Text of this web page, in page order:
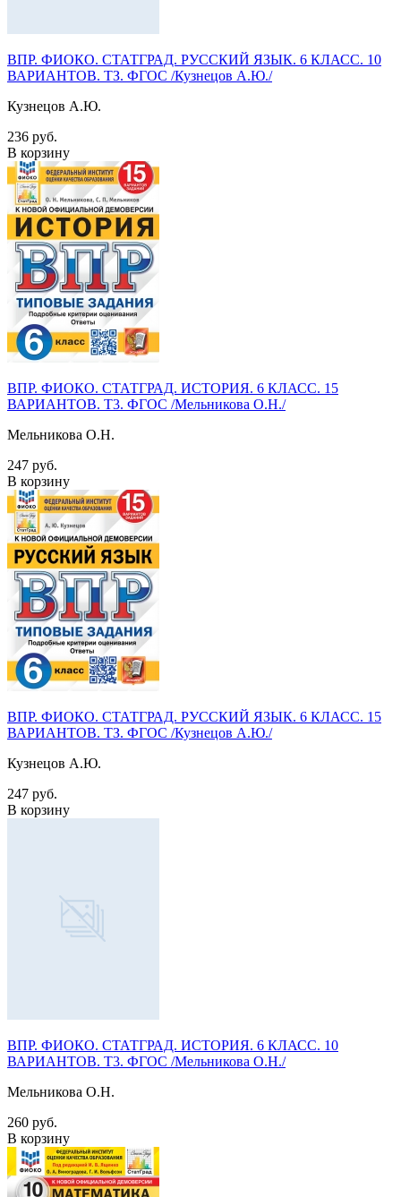
ВПР. ФИОКО. СТАТГРАД. РУССКИЙ ЯЗЫК. 6 КЛАСС. 10
ВАРИАНТОВ. ТЗ. ФГОС /Кузнецов А.Ю./
Кузнецов А.Ю.
236 руб.
В корзину
ВПР. ФИОКО. СТАТГРАД. ИСТОРИЯ. 6 КЛАСС. 15
ВАРИАНТОВ. Т3. ФГОС /Мельникова О.Н./
Мельникова О.Н.
247 руб.
В корзину
ВПР. ФИОКО. СТАТГРАД. РУССКИЙ ЯЗЫК. 6 КЛАСС. 15
ВАРИАНТОВ. ТЗ. ФГОС /Кузнецов А.Ю./
Кузнецов А.Ю.
247 руб.
В корзину
ВПР. ФИОКО. СТАТГРАД. ИСТОРИЯ. 6 КЛАСС. 10
ВАРИАНТОВ. Т3. ФГОС /Мельникова О.Н./
Мельникова О.Н.
260 руб.
В корзину